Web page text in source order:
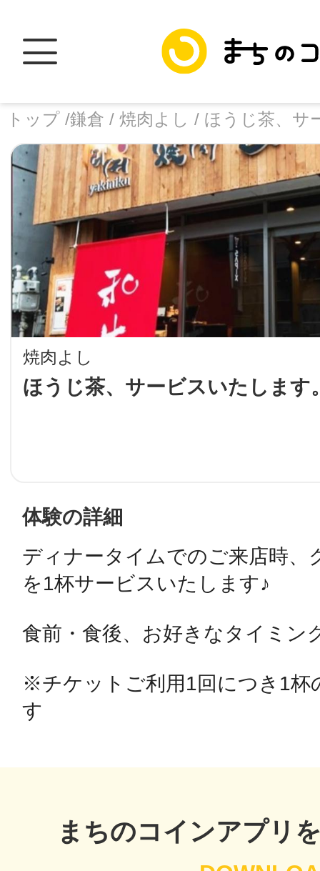
トップ /鎌倉 / 焼肉よし / ほうじ茶、サ
焼肉よし
ほうじ茶、サービスいたします
facebook
X
メール
URLをコピー
体験の詳細
ディナータイムでのご来店時、
を1杯サービスいたします♪
食前・食後、お好きなタイミン
※チケットご利用1回につき1杯
す
まちのコインアプリ
トップ
加盟スポットに
地域に導入を
智頭
鴻巣